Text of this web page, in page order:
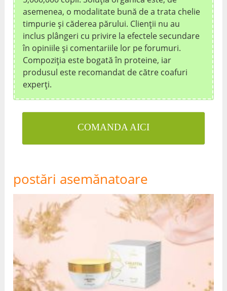
asemenea, o modalitate bună de a trata chelie
timpurie și căderea părului. Clienții nu au
inclus plângeri cu privire la efectele secundare
în opiniile și comentariile lor pe forumuri.
Compoziția este bogată în proteine, iar
produsul este recomandat de către coafuri
experți.
COMANDA AICI
postări asemănatoare